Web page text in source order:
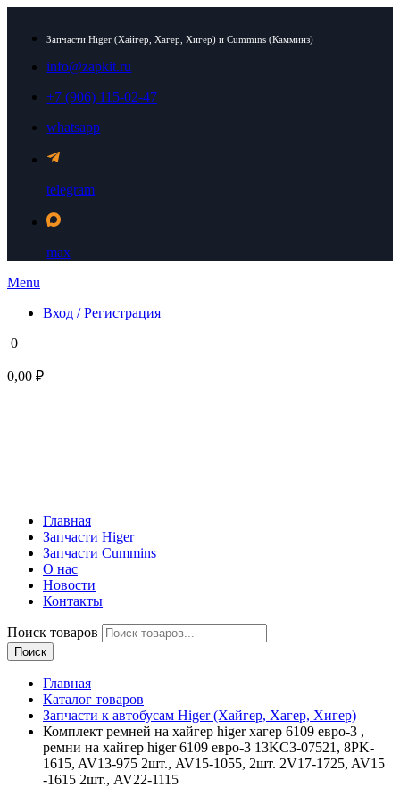
Запчасти Higer (Хайгер, Хагер, Хигер) и Cummins (Камминз)
info@zapkit.ru
+7 (906) 115-02-47
whatsapp
telegram
max
Menu
Вход / Регистрация
0
0,00 ₽
Главная
Запчасти Higer
Запчасти Cummins
О нас
Новости
Контакты
Поиск товаров
Поиск
Главная
Каталог товаров
Запчасти к автобусам Higer (Хайгер, Хагер, Хигер)
Комплект ремней на хайгер higer хагер 6109 евро-3 ,
ремни на хайгер higer 6109 евро-3 13KC3-07521, 8PK-
1615, AV13-975 2шт., AV15-1055, 2шт. 2V17-1725, AV15
-1615 2шт., AV22-1115